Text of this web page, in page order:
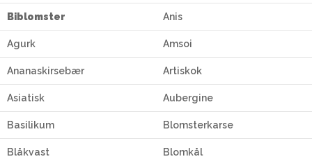
Biblomster Anis
Agurk Amsoi
Ananaskirsebær Artiskok
Asiatisk Aubergine
Basilikum Blomsterkarse
Blåkvast Blomkål